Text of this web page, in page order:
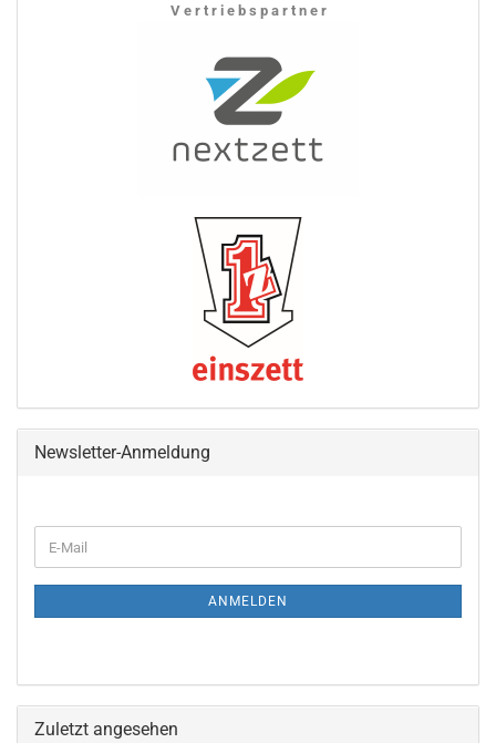
V e r t r i e b s p a r t n e r
Newsletter-Anmeldung
ZUR
E-
Mail
ANMELDEN
Zuletzt angesehen